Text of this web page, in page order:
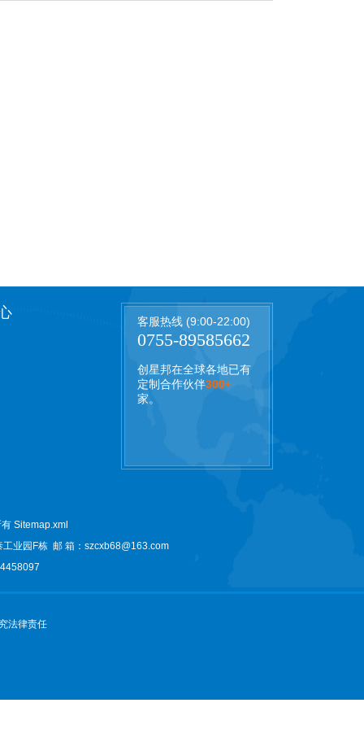
客服热线 (9:00-22:00)
0755-89585662
创星邦在全球各地已有
定制合作伙伴300+
家。
Sitemap.xml
工业园F栋 邮 箱：szcxb68@163.com
法律责任